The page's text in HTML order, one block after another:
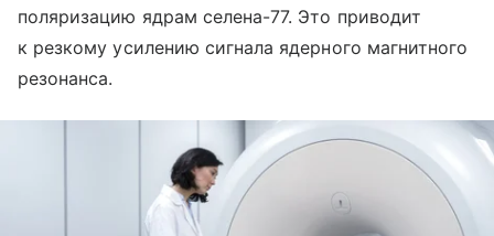
поляризацию ядрам селена-77. Это приводит
к резкому усилению сигнала ядерного магнитного
резонанса.